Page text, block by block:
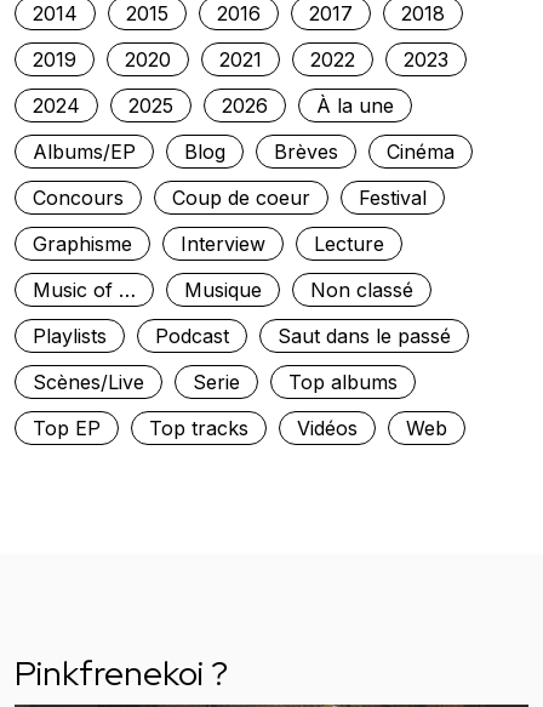
2014
2015 2016 2017
2018
2019
2020 2021 2022
2023
2024
2025 2026
À la une
Albums/EP
Blog Brèves
Cinéma
Concours
Coup de coeur
Festival
Graphisme
Interview
Lecture
Music of …
Musique
Non classé
Playlists
Podcast
Saut dans le passé
Scènes/Live
Serie
Top albums
Top EP
Top tracks Vidéos Web
Pinkfrenekoi ?